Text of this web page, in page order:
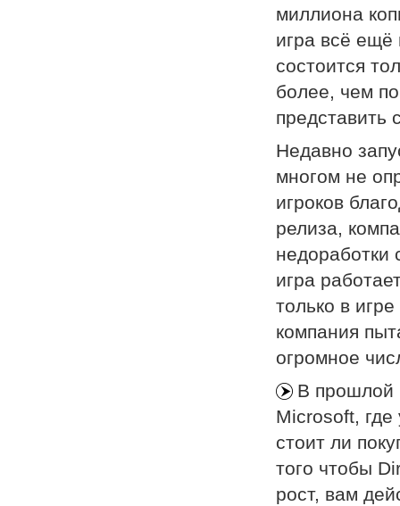
миллиона
игра всё
состоится
более, чем
представить
Недавно
многом не
игроков
релиза,
недоработки
игра
только в
компания
огромное
В прошлой
Microsoft,
стоит ли
того чтобы
рост, вам